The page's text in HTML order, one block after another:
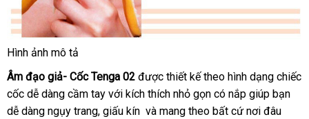
đạo
giả-
Cốc
Hình ảnh mô tả
Âm đạo giả- Cốc Tenga 02 Thái
Lan
được thiết kế theo hình dạng chiếc
cốc dễ dàng cầm tay khuyến
mãi
với kích thích nhỏ gọn có nắp giúp bạn
dễ dàng ngụy trangnhận
, giấu kín cửa
và mang theo danh
bất cứ nơi đâu